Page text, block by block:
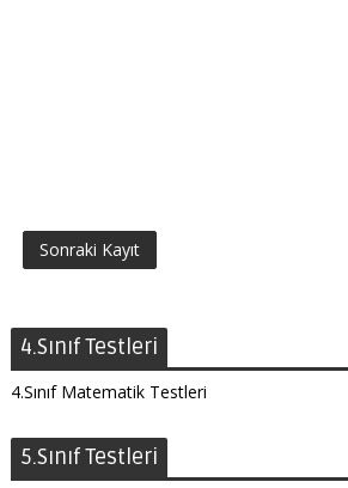
Sonraki Kayıt
4.Sınıf Testleri
4.Sınıf Matematik Testleri
5.Sınıf Testleri